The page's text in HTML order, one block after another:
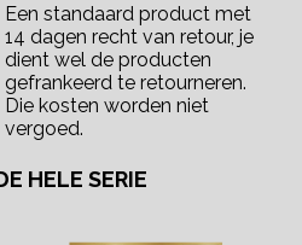
Een standaard product met
14 dagen recht van retour, je
dient wel de producten
gefrankeerd te retourneren.
Die kosten worden niet
vergoed.
HELE SERIE